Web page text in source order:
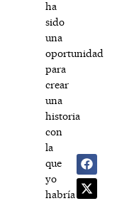
ha
sido
una
oportunidad
para
crear
una
historia
con
la
que
yo
habría